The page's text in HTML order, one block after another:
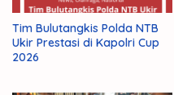
Tim Bulutangkis Polda NTB
Ukir Prestasi di Kapolri Cup
2026